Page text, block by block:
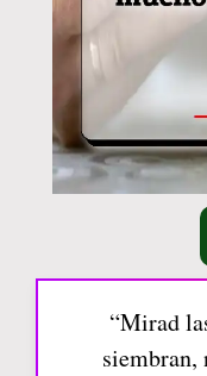
“Mirad
siembran,